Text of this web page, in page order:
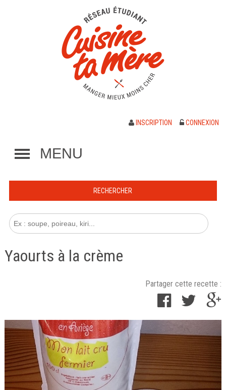
INSCRIPTION CONNEXION
MENU
Yaourts à la crème
Partager cette recette :